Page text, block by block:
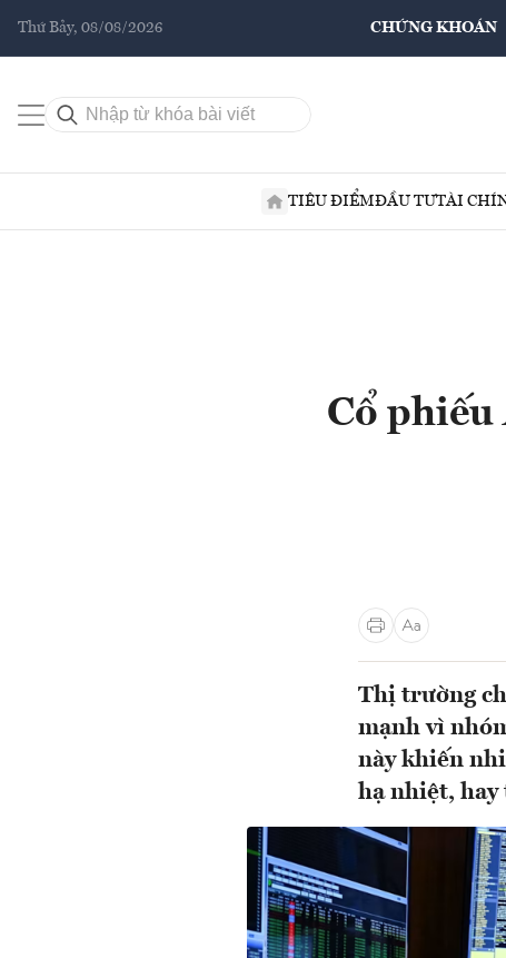
Thứ Bảy, 08/08/2026 CHỨNG KHOÁN
TIÊU ĐIỂMĐẦU TƯTÀI
Cổ phiếu
Thị trường
mạnh vì
này khiến
hạ nhiệt, hay